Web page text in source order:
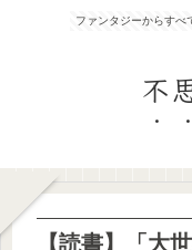
ファンタジーからすべ
不
【読書】「大